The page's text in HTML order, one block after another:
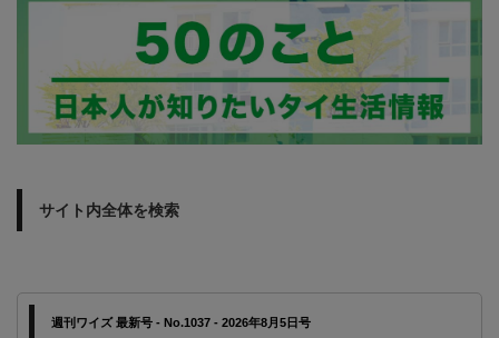
サイト内全体を検索
週刊ワイズ 最新号 - No.1037 - 2026年8月5日号